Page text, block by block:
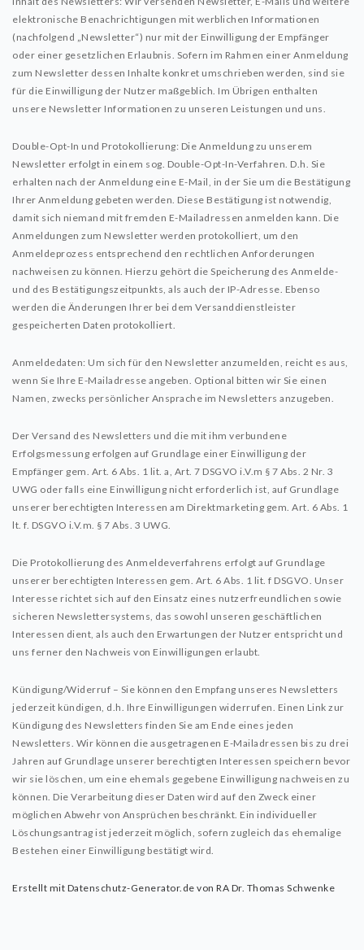
elektronische Benachrichtigungen mit werblichen Informationen
(nachfolgend „Newsletter“) nur mit der Einwilligung der Empfänger
oder einer gesetzlichen Erlaubnis. Sofern im Rahmen einer Anmeldung
zum Newsletter dessen Inhalte konkret umschrieben werden, sind sie
für die Einwilligung der Nutzer maßgeblich. Im Übrigen enthalten
unsere Newsletter Informationen zu unseren Leistungen und uns.
Double-Opt-In und Protokollierung: Die Anmeldung zu unserem
Newsletter erfolgt in einem sog. Double-Opt-In-Verfahren. D.h. Sie
erhalten nach der Anmeldung eine E-Mail, in der Sie um die Bestätigung
Ihrer Anmeldung gebeten werden. Diese Bestätigung ist notwendig,
damit sich niemand mit fremden E-Mailadressen anmelden kann. Die
Anmeldungen zum Newsletter werden protokolliert, um den
Anmeldeprozess entsprechend den rechtlichen Anforderungen
nachweisen zu können. Hierzu gehört die Speicherung des Anmelde-
und des Bestätigungszeitpunkts, als auch der IP-Adresse. Ebenso
werden die Änderungen Ihrer bei dem Versanddienstleister
gespeicherten Daten protokolliert.
Anmeldedaten: Um sich für den Newsletter anzumelden, reicht es aus,
wenn Sie Ihre E-Mailadresse angeben. Optional bitten wir Sie einen
Namen, zwecks persönlicher Ansprache im Newsletters anzugeben.
Der Versand des Newsletters und die mit ihm verbundene
Erfolgsmessung erfolgen auf Grundlage einer Einwilligung der
Empfänger gem. Art. 6 Abs. 1 lit. a, Art. 7 DSGVO i.V.m § 7 Abs. 2 Nr. 3
UWG oder falls eine Einwilligung nicht erforderlich ist, auf Grundlage
unserer berechtigten Interessen am Direktmarketing gem. Art. 6 Abs. 1
lt. f. DSGVO i.V.m. § 7 Abs. 3 UWG.
Die Protokollierung des Anmeldeverfahrens erfolgt auf Grundlage
unserer berechtigten Interessen gem. Art. 6 Abs. 1 lit. f DSGVO. Unser
Interesse richtet sich auf den Einsatz eines nutzerfreundlichen sowie
sicheren Newslettersystems, das sowohl unseren geschäftlichen
Interessen dient, als auch den Erwartungen der Nutzer entspricht und
uns ferner den Nachweis von Einwilligungen erlaubt.
Kündigung/Widerruf – Sie können den Empfang unseres Newsletters
jederzeit kündigen, d.h. Ihre Einwilligungen widerrufen. Einen Link zur
Kündigung des Newsletters finden Sie am Ende eines jeden
Newsletters. Wir können die ausgetragenen E-Mailadressen bis zu drei
Jahren auf Grundlage unserer berechtigten Interessen speichern bevor
wir sie löschen, um eine ehemals gegebene Einwilligung nachweisen zu
können. Die Verarbeitung dieser Daten wird auf den Zweck einer
möglichen Abwehr von Ansprüchen beschränkt. Ein individueller
Löschungsantrag ist jederzeit möglich, sofern zugleich das ehemalige
Bestehen einer Einwilligung bestätigt wird.
Erstellt mit Datenschutz-Generator.de von RA Dr. Thomas Schwenke